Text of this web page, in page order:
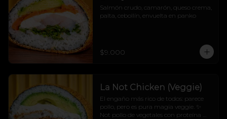
Salmón crudo, camarón, queso crema,
palta, cebollín, envuelta en panko
$9.000
La Not Chicken (Veggie)
El engaño más rico de todos: parece
pollo, pero es pura magia veggie. ✨
Not pollo de vegetales con proteína